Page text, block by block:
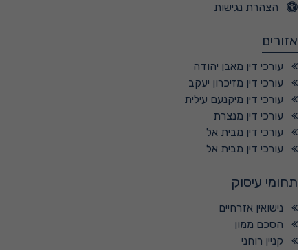
הצהרת נגישות
אזורים
עורכי דין מאבן יהודה
עורכי דין מזיכרון יעקב
עורכי דין מיקנעם עילית
עורכי דין מנצרת
עורכי דין מבית אל
עורכי דין מבית אל
תחומי עיסוק
נישואין אזרחיים
הסכם ממון
קניין רוחני